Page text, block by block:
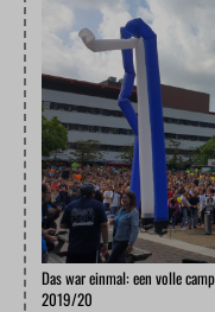
Das war einmal: een volle
2019/20